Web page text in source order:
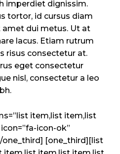
imperdiet dignissim.
tortor, id cursus diam
amet dui metus. Ut at
lacus. Etiam rutrum
risus consectetur at.
eget consectetur
nisl, consectetur a leo
item,list item,list
icon-ok”
one_third] [one_third][list